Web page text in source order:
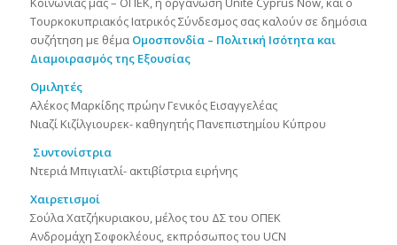
Τουρκοκυπριακός Ιατρικός Σύνδεσμος σας καλούν σε δημόσια
συζήτηση με θέμα Ομοσπονδία – Πολιτική Ισότητα και
Διαμοιρασμός της Εξουσίας
Ομιλητές
Αλέκος Μαρκίδης πρώην Γενικός Εισαγγελέας
Νιαζί Κιζίλγιουρεκ- καθηγητής Πανεπιστημίου Κύπρου
Συντονίστρια
Ντεριά Μπιγιατλί- ακτιβίστρια ειρήνης
Χαιρετισμοί
Σούλα Χατζήκυριακου, μέλος του ΔΣ του ΟΠΕΚ
Ανδρομάχη Σοφοκλέους, εκπρόσωπος του UCN